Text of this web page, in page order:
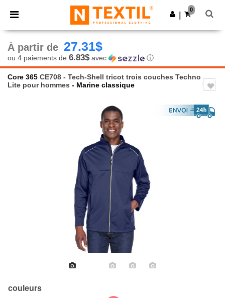
× Appli Ntextil
Meilleurs prix sur l’app !
Obtenir l'appli
0
À partir de 27.31$
ou 4 paiements de 6.83$avec ⓘ
Core 365 CE708 - Tech-Shell tricot trois couches Techno
Lite pour hommes - Marine classique
couleurs